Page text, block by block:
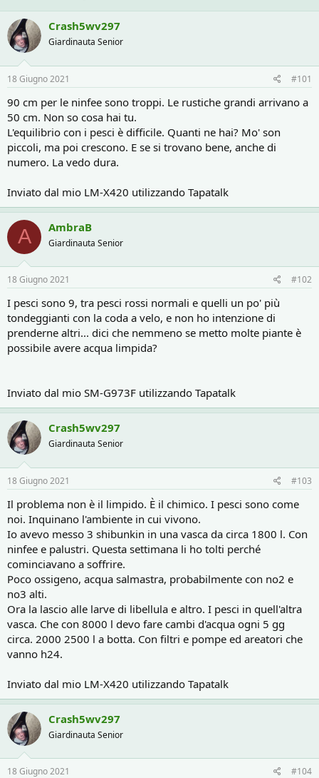
e
a
t
o
r
e
i
s
c
u
s
o
n
e
a
d
i
z
i
o
Crash5wv297
Giardinauta Senior
18 Giugno 2021 #101
90 cm per le ninfee sono troppi. Le rustiche grandi arrivano a
50 cm. Non so cosa hai tu.
L'equilibrio con i pesci è difficile. Quanti ne hai? Mo' son
piccoli, ma poi crescono. E se si trovano bene, anche di
numero. La vedo dura.
Inviato dal mio LM-X420 utilizzando Tapatalk
A AmbraB
Giardinauta Senior
18 Giugno 2021 #102
I pesci sono 9, tra pesci rossi normali e quelli un po' più
tondeggianti con la coda a velo, e non ho intenzione di
prenderne altri... dici che nemmeno se metto molte piante è
possibile avere acqua limpida?
Inviato dal mio SM-G973F utilizzando Tapatalk
Crash5wv297
Giardinauta Senior
18 Giugno 2021 #103
Il problema non è il limpido. È il chimico. I pesci sono come
noi. Inquinano l'ambiente in cui vivono.
Io avevo messo 3 shibunkin in una vasca da circa 1800 l. Con
ninfee e palustri. Questa settimana li ho tolti perché
cominciavano a soffrire.
Poco ossigeno, acqua salmastra, probabilmente con no2 e
no3 alti.
Ora la lascio alle larve di libellula e altro. I pesci in quell'altra
vasca. Che con 8000 l devo fare cambi d'acqua ogni 5 gg
circa. 2000 2500 l a botta. Con filtri e pompe ed areatori che
vanno h24.
Inviato dal mio LM-X420 utilizzando Tapatalk
Crash5wv297
Giardinauta Senior
18 Giugno 2021 #104